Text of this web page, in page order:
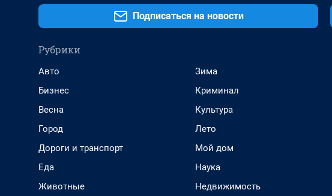
Подписаться на новости
Рубрики
Авто
Бизнес
Весна
Город
Дороги и транспорт
Еда
Животные
Зима
Криминал
Культура
Лето
Мой дом
Наука
Недвижимость